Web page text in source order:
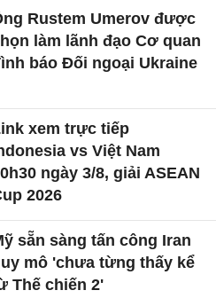
Rustem Umerov được
làm lãnh đạo Cơ quan
báo Đối ngoại Ukraine
xem trực tiếp
vs Việt Nam
ngày 3/8, giải ASEAN
2026
sẵn sàng tấn công Iran
mô 'chưa từng thấy kể
Thế chiến 2'